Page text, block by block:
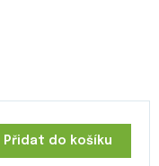
Přidat do košíku